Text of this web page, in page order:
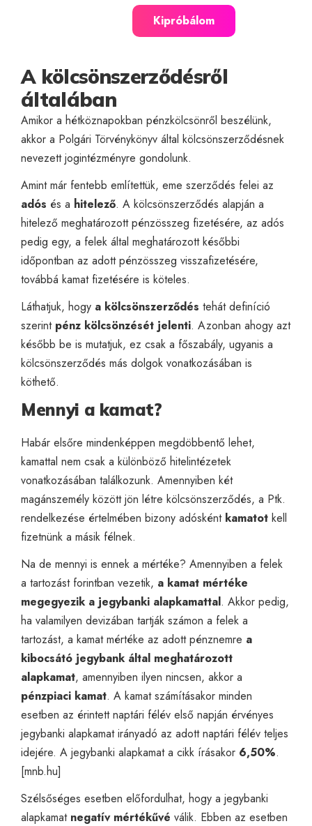
Kipróbálom
A kölcsönszerződésről
általában
Amikor a hétköznapokban pénzkölcsönről beszélünk,
akkor a Polgári Törvénykönyv által kölcsönszerződésnek
nevezett jogintézményre gondolunk.
Amint már fentebb említettük, eme szerződés felei az
adós és a hitelező. A kölcsönszerződés alapján a
hitelező meghatározott pénzösszeg fizetésére, az adós
pedig egy, a felek által meghatározott későbbi
időpontban az adott pénzösszeg visszafizetésére,
továbbá kamat fizetésére is köteles.
Láthatjuk, hogy a kölcsönszerződés tehát definíció
szerint pénz kölcsönzését jelenti. Azonban ahogy azt
később be is mutatjuk, ez csak a főszabály, ugyanis a
kölcsönszerződés más dolgok vonatkozásában is
köthető.
Mennyi a kamat?
Habár elsőre mindenképpen megdöbbentő lehet,
kamattal nem csak a különböző hitelintézetek
vonatkozásában találkozunk. Amennyiben két
magánszemély között jön létre kölcsönszerződés, a Ptk.
rendelkezése értelmében bizony adósként kamatot kell
fizetnünk a másik félnek.
Na de mennyi is ennek a mértéke? Amennyiben a felek
a tartozást forintban vezetik, a kamat mértéke
megegyezik a jegybanki alapkamattal. Akkor pedig,
ha valamilyen devizában tartják számon a felek a
tartozást, a kamat mértéke az adott pénznemre a
kibocsátó jegybank által meghatározott
alapkamat, amennyiben ilyen nincsen, akkor a
pénzpiaci kamat. A kamat számításakor minden
esetben az érintett naptári félév első napján érvényes
jegybanki alapkamat irányadó az adott naptári félév teljes
idejére. A jegybanki alapkamat a cikk írásakor 6,50%.
[mnb.hu]
Szélsőséges esetben előfordulhat, hogy a jegybanki
alapkamat negatív mértékűvé válik. Ebben az esetben